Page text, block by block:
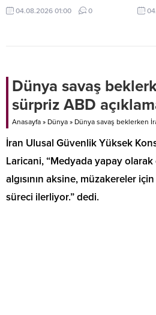
yeni uygulama kapsamında ilk
grup, askerlik hizmetine başladı.
04.08.2026 01:00 0
Dünya savaş
sürpriz ABD
Anasayfa » Dünya » Dünya savaş beklerken
İran Ulusal Güvenlik Yüksek
Laricani, “Medyada yapay
algısının aksine, müzakereler
süreci ilerliyor.” dedi.